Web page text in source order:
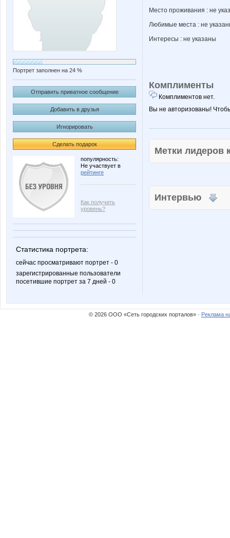
Портрет заполнен на 24 %
Отправить приватное сообщение
Добавить в друзья
Игнорировать
Сделать подарок
популярность:
Не участвует в
рейтинге
Как получить
уровень?
Статистика портрета:
сейчас просматривают портрет - 0
зарегистрированные пользователи
посетившие портрет за 7 дней - 0
Место проживания : не
Любимые места : не
Интересы : не указаны
Комплименты
Комплиментов нет.
Вы не авторизованы!
Метки
Интервью
© 2026 ООО «Сеть городских порталов» · Реклама